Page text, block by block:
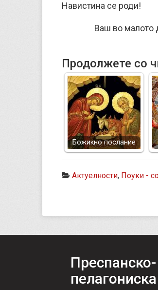
Навистина се роди!
Ваш во малото
Продолжете со
Божикно послание
Актуелности, Поуки -
Преспанско-
пелагониска